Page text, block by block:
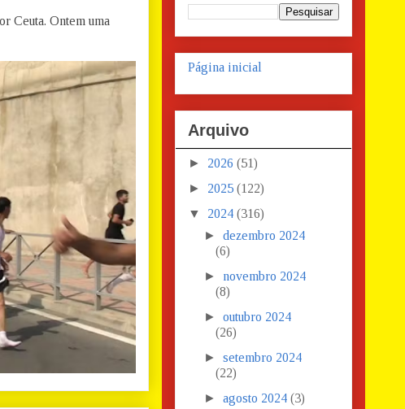
Ceuta. Ontem uma
Página inicial
Arquivo
► 2026 (51)
► 2025 (122)
▼ 2024 (316)
►dezembro 2024
(6)
► novembro 2024
(8)
►outubro 2024
(26)
►setembro 2024
(22)
►agosto 2024(3)